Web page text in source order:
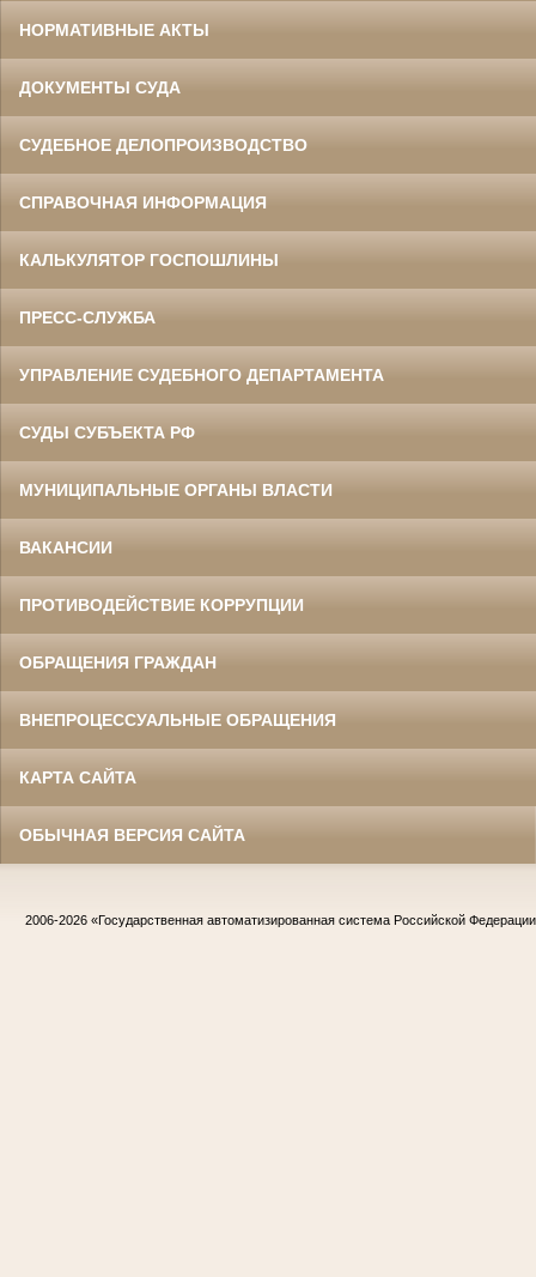
НОРМАТИВНЫЕ АКТЫ
ДОКУМЕНТЫ СУДА
СУДЕБНОЕ ДЕЛОПРОИЗВОДСТВО
СПРАВОЧНАЯ ИНФОРМАЦИЯ
КАЛЬКУЛЯТОР ГОСПОШЛИНЫ
ПРЕСС-СЛУЖБА
УПРАВЛЕНИЕ СУДЕБНОГО ДЕПАРТАМЕНТА
СУДЫ СУБЪЕКТА РФ
МУНИЦИПАЛЬНЫЕ ОРГАНЫ ВЛАСТИ
ВАКАНСИИ
ПРОТИВОДЕЙСТВИЕ КОРРУПЦИИ
ОБРАЩЕНИЯ ГРАЖДАН
ВНЕПРОЦЕССУАЛЬНЫЕ ОБРАЩЕНИЯ
КАРТА САЙТА
ОБЫЧНАЯ ВЕРСИЯ САЙТА
2006-2026 «Государственная автоматизированная система Российской